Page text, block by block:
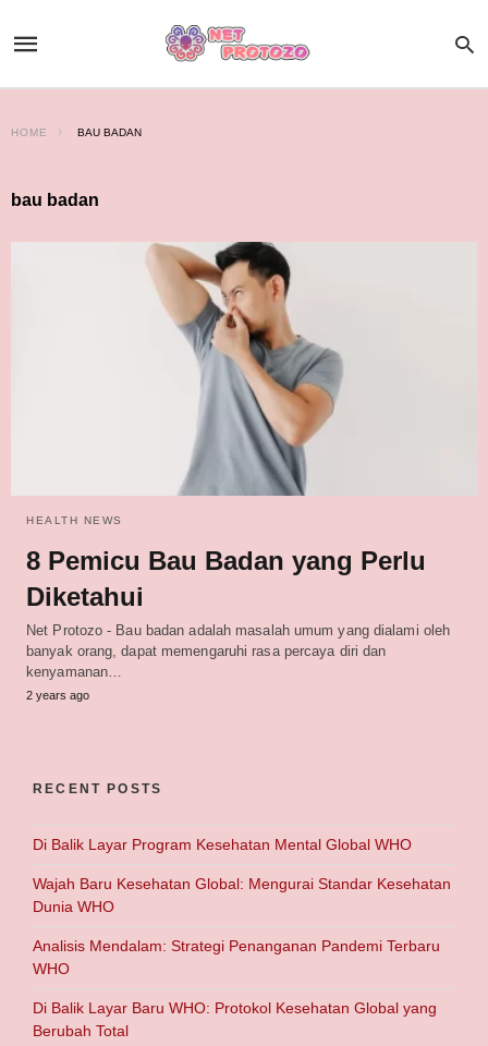
HOME BAU BADAN
bau badan
HEALTH NEWS
8 Pemicu Bau Badan yang Perlu
Diketahui
Net Protozo - Bau badan adalah masalah umum yang dialami oleh
banyak orang, dapat memengaruhi rasa percaya diri dan
kenyamanan…
2 years ago
RECENT POSTS
Di Balik Layar Program Kesehatan Mental Global WHO
Wajah Baru Kesehatan Global: Mengurai Standar Kesehatan
Dunia WHO
Analisis Mendalam: Strategi Penanganan Pandemi Terbaru
WHO
Di Balik Layar Baru WHO: Protokol Kesehatan Global yang
Berubah Total